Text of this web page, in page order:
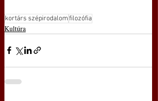
kortárs szépirodalomfilozófia
Kultúra